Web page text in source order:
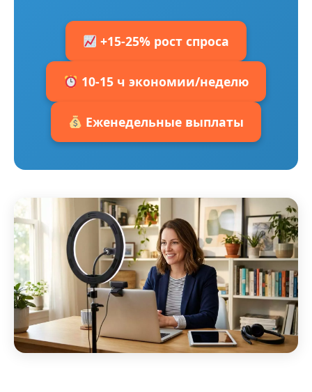
+15-25% рост спроса
10-15 ч экономии/неделю
Еженедельные выплаты